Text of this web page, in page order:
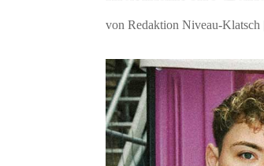
vonRedaktion Niveau-Klatsch